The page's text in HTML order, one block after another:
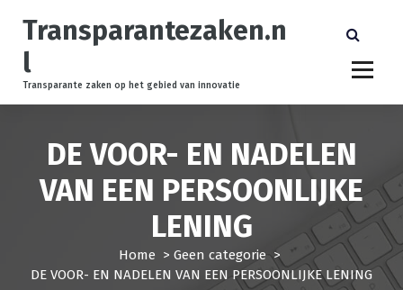
o
Transparantezaken.n
l
Transparante zaken op het gebied van innovatie
DE VOOR- EN NADELEN
VAN EEN PERSOONLIJKE
LENING
Home > Geen categorie >
DE VOOR- EN NADELEN VAN EEN PERSOONLIJKE LENING